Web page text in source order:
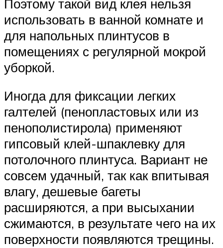
Поэтому такой вид клея нельзя
использовать в ванной комнате и
для напольных плинтусов в
помещениях с регулярной мокрой
уборкой.
Иногда для фиксации легких
галтелей (пенопластовых или из
пенополистирола) применяют
гипсовый клей-шпаклевку для
потолочного плинтуса. Вариант не
совсем удачный, так как впитывая
влагу, дешевые багеты
расширяются, а при высыхании
сжимаются, в результате чего на их
поверхности появляются трещины.